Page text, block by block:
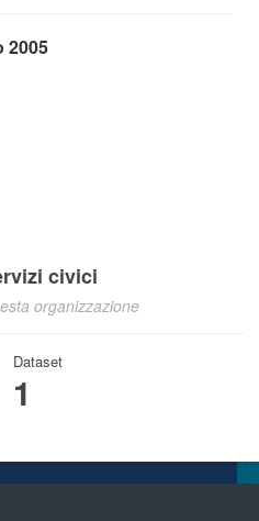
2005
civici
organizzazione
Dataset
1